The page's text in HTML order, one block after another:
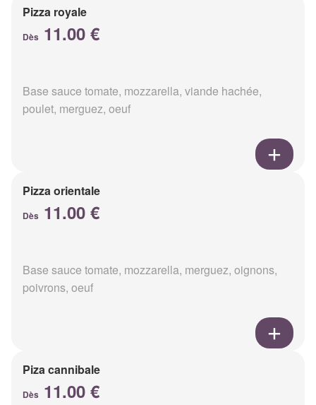
Pizza royale
Dès 11.00 €
Base sauce tomate, mozzarella, viande hachée,
poulet, merguez, oeuf
Pizza orientale
Dès 11.00 €
Base sauce tomate, mozzarella, merguez, oignons,
poivrons, oeuf
Piza cannibale
Dès 11.00 €